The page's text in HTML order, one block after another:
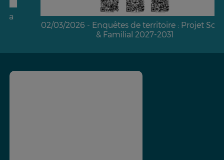
02/03/2026 - Enquêtes de territoire : Projet Social
& Familial 2027-2031